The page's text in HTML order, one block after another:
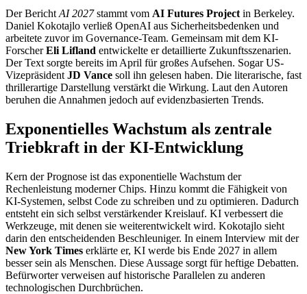
Der Bericht AI 2027stammt vom AI Futures Project in Berkeley.
Daniel Kokotajlo verließ OpenAI aus Sicherheitsbedenken und
arbeitete zuvor im Governance-Team. Gemeinsam mit dem KI-
ForscherEli Lifland entwickelte er detaillierte Zukunftsszenarien.
Der Text sorgte bereits im April für großes Aufsehen. Sogar US-
Vizepräsident JD Vance soll ihn gelesen haben. Die literarische, fast
thrillerartige Darstellung verstärkt die Wirkung. Laut den Autoren
beruhen die Annahmen jedoch auf evidenzbasierten Trends.
Exponentielles Wachstum als zentrale
Triebkraft in der KI-Entwicklung
Kern der Prognose ist das exponentielle Wachstum der
Rechenleistung moderner Chips. Hinzu kommt die Fähigkeit von
KI-Systemen, selbst Code zu schreiben und zu optimieren. Dadurch
entsteht ein sich selbst verstärkender Kreislauf. KI verbessert die
Werkzeuge, mit denen sie weiterentwickelt wird. Kokotajlo sieht
darin den entscheidenden Beschleuniger. In einem Interview mit der
New York Times erklärte er, KI werde bis Ende 2027 in allem
besser sein als Menschen. Diese Aussage sorgt für heftige Debatten.
Befürworter verweisen auf historische Parallelen zu anderen
technologischen Durchbrüchen.